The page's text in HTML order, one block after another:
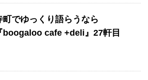
町でゆっくり語らうなら
boogaloo cafe +deli』27軒目